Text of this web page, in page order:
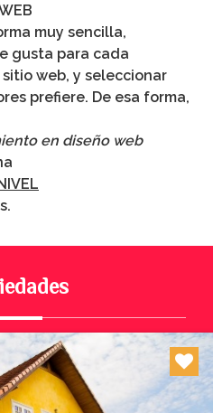
muy sencilla,
gusta para cada
web, y seleccionar
prefiere. De esa forma,
en diseño web